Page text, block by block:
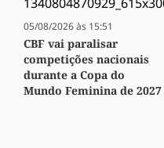
05/08/2026 às 15:51
CBF vai paralisar
competições nacionais
durante a Copa do
Mundo Feminina de 2027